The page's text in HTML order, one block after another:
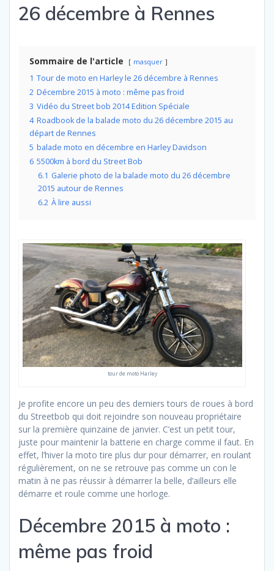
26 décembre à Rennes
Sommaire de l'article masquer
1 Tour de moto en Harley le 26 décembre à Rennes
2 Décembre 2015 à moto : même pas froid
3 Vidéo du Street bob 2014 Edition Spéciale
4 Roadbook de la balade moto du 26 décembre 2015 au
départ de Rennes
5 balade moto en décembre en Harley Davidson
6 5500km à bord du Street Bob
6.1 Galerie photo de la balade moto du 26 décembre
2015 autour de Rennes
6.2 À lire aussi
tour de moto Harley
Je profite encore un peu des derniers tours de roues à bord
du Streetbob qui doit rejoindre son nouveau propriétaire
sur la première quinzaine de janvier. C’est un petit tour,
juste pour maintenir la batterie en charge comme il faut. En
effet, l’hiver la moto tire plus dur pour démarrer, en roulant
régulièrement, on ne se retrouve pas comme un con le
matin à ne pas réussir à démarrer la belle, d’ailleurs elle
démarre et roule comme une horloge.
Décembre 2015 à moto :
même pas froid